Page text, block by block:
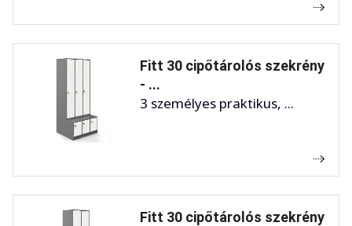
Fitt 30 cipőtárolós szekrény
- ...
3 személyes praktikus, ...
Fitt 30 cipőtárolós szekrény